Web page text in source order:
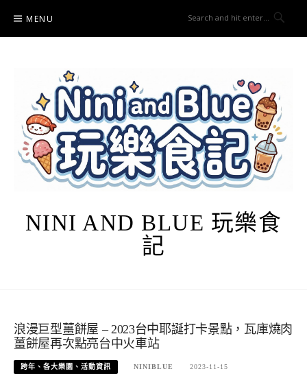
content
MENU
NINI AND BLUE 玩樂食
記
浪漫巨型薑餅屋 – 2023台中耶誕打卡景點，瓦庫燒肉
薑餅屋再次點亮台中火車站
跨年、各大樂園、活動資訊 NINIBLUE 2023-11-15